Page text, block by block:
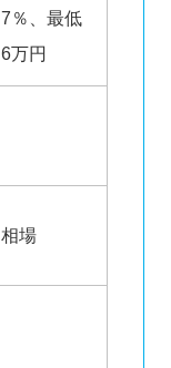
7％、最低
6万円
相場